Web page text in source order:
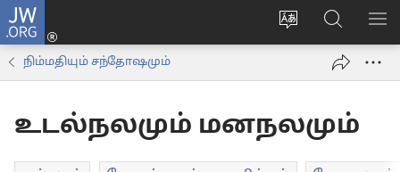
JW.ORG
மொழியை
மாற்றவும்
உள்நுழைக
window)
JW.ORG-
ல்
தேடவும்
நிம்மதியும் சந்தோஷமும்
உடல்நலமும் மனநலமும்